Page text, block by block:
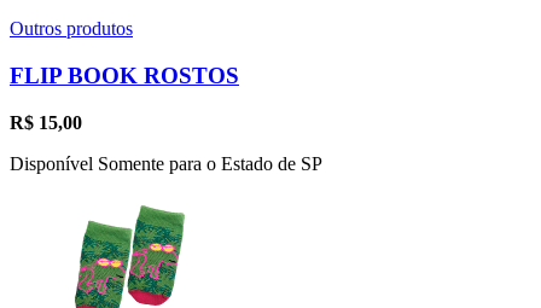
Outros produtos
FLIP BOOK ROSTOS
R$ 15,00
Disponível Somente para o Estado de SP